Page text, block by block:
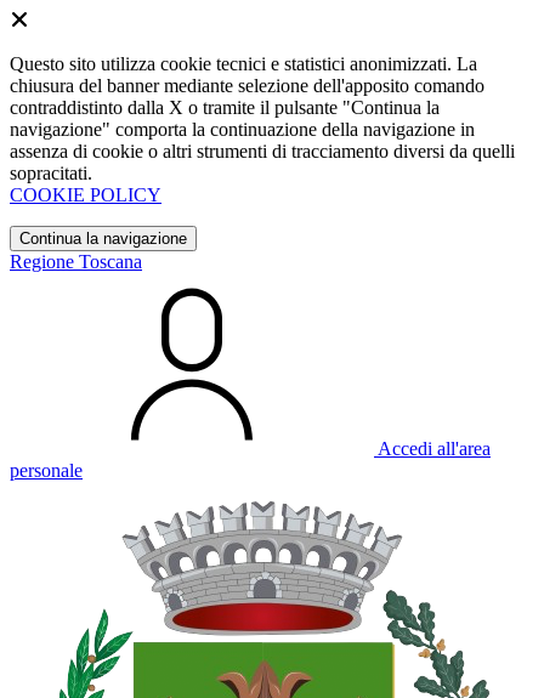
Questo sito utilizza cookie tecnici e statistici anonimizzati. La
chiusura del banner mediante selezione dell'apposito comando
contraddistinto dalla X o tramite il pulsante "Continua la
navigazione" comporta la continuazione della navigazione in
assenza di cookie o altri strumenti di tracciamento diversi da quelli
sopracitati.
COOKIE POLICY
Continua la navigazione
Regione Toscana
Accedi all'area
personale